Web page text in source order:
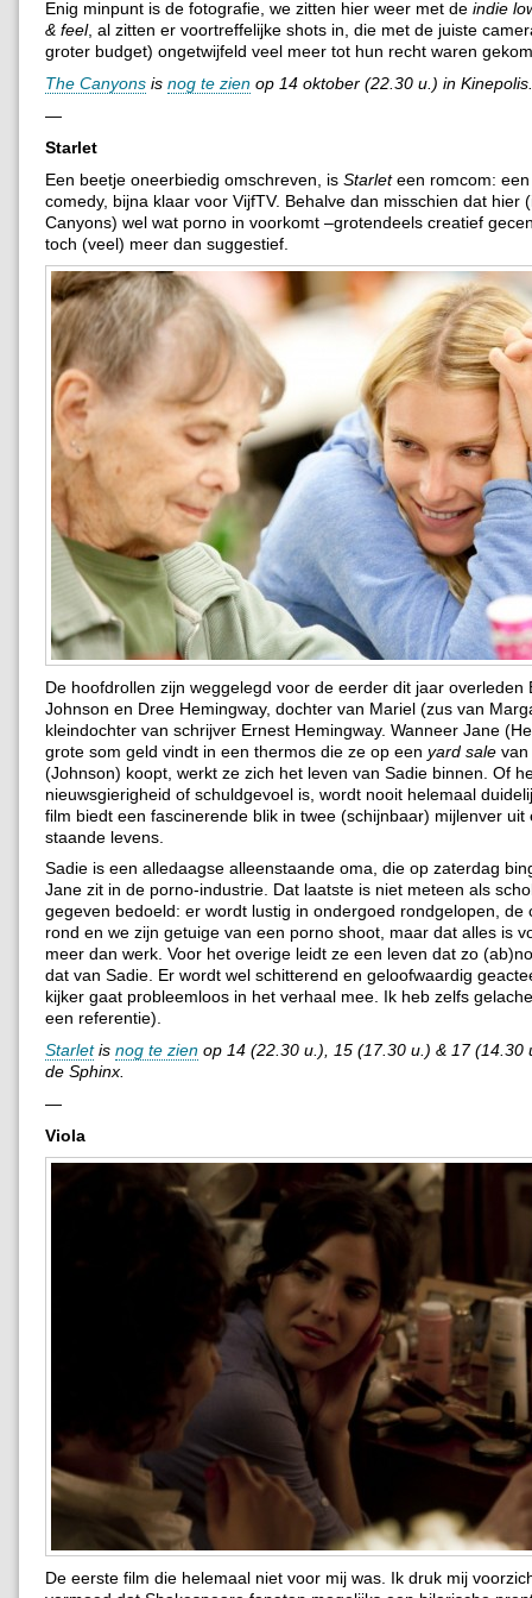
Enig minpunt is de fotografie, we zitten hier weer met de indie
& feel, al zitten er voortreffelijke shots in, die met de juiste
groter budget) ongetwijfeld veel meer tot hun recht waren
The Canyons is nog te zien op 14 oktober (22.30 u.) in Kinepolis.
—
Starlet
Een beetje oneerbiedig omschreven, is Starleteen romcom:
comedy, bijna klaar voor VijfTV. Behalve dan misschien dat hier
Canyons) wel wat porno in voorkomt –grotendeels creatief
toch (veel) meer dan suggestief.
De hoofdrollen zijn weggelegd voor de eerder dit jaar overleden
Johnson en Dree Hemingway, dochter van Mariel (zus van
kleindochter van schrijver Ernest Hemingway. Wanneer Jane
grote som geld vindt in een thermos die ze op een yard sale van
(Johnson) koopt, werkt ze zich het leven van Sadie binnen. Of
nieuwsgierigheid of schuldgevoel is, wordt nooit helemaal
film biedt een fascinerende blik in twee (schijnbaar) mijlenver uit
staande levens.
Sadie is een alledaagse alleenstaande oma, die op zaterdag
Jane zit in de porno-industrie. Dat laatste is niet meteen als
gegeven bedoeld: er wordt lustig in ondergoed rondgelopen, de
rond en we zijn getuige van een porno shoot, maar dat alles is
meer dan werk. Voor het overige leidt ze een leven dat zo
dat van Sadie. Er wordt wel schitterend en geloofwaardig
kijker gaat probleemloos in het verhaal mee. Ik heb zelfs
een referentie).
Starletis nog te zien op 14 (22.30 u.), 15 (17.30 u.) & 17 (14.30
de Sphinx.
—
Viola
De eerste film die helemaal niet voor mij was. Ik druk mij